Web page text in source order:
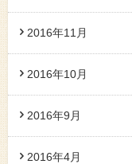
2016年11月
2016年10月
2016年9月
2016年4月